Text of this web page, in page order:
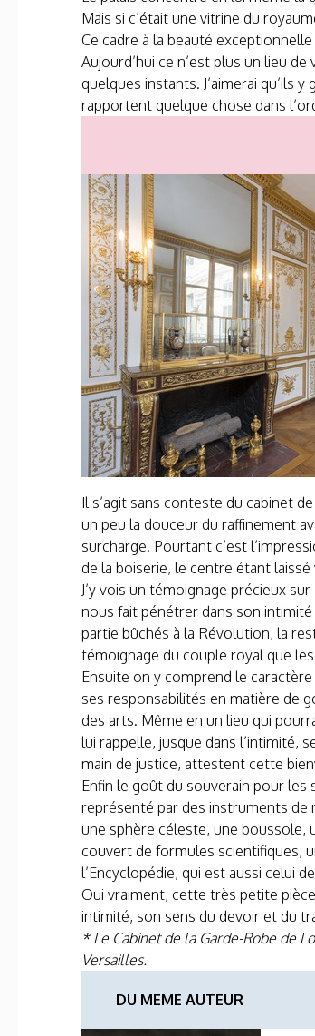
Mais si c’était une vitrine du
Ce cadre à la beauté
Aujourd’hui ce n’est plus un lieu
quelques instants. J’aimerai qu’ils
rapportent quelque chose dans
Il s’agit sans conteste du cabinet
un peu la douceur du raffinement
surcharge. Pourtant c’est
de la boiserie, le centre étant laissé
J’y vois un témoignage précieux
nous fait pénétrer dans son
partie bûchés à la Révolution, la
témoignage du couple royal que
Ensuite on y comprend le
ses responsabilités en matière de
des arts. Même en un lieu qui
lui rappelle, jusque dans l’intimité,
main de justice, attestent cette
Enfin le goût du souverain pour les
représenté par des instruments de
une sphère céleste, une boussole,
couvert de formules scientifiques,
l’Encyclopédie, qui est aussi celui
Oui vraiment, cette très petite
intimité, son sens du devoir et du
* Le Cabinet de la Garde-Robe de
Versailles.
DU MEME AUTEUR